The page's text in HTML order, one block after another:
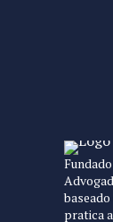
pratica